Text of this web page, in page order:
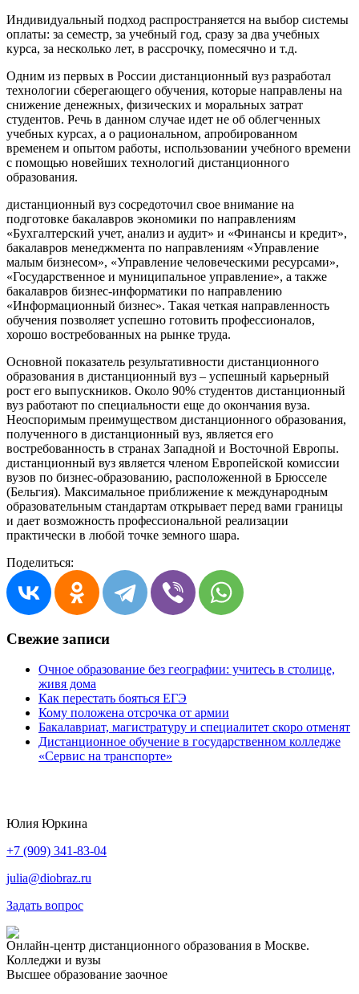
Индивидуальный подход распространяется на выбор системы
оплаты: за семестр, за учебный год, сразу за два учебных
курса, за несколько лет, в рассрочку, помесячно и т.д.
Одним из первых в России дистанционный вуз разработал
технологии сберегающего обучения, которые направлены на
снижение денежных, физических и моральных затрат
студентов. Речь в данном случае идет не об облегченных
учебных курсах, а о рациональном, апробированном
временем и опытом работы, использовании учебного времени
с помощью новейших технологий дистанционного
образования.
дистанционный вуз сосредоточил свое внимание на
подготовке бакалавров экономики по направлениям
«Бухгалтерский учет, анализ и аудит» и «Финансы и кредит»,
бакалавров менеджмента по направлениям «Управление
малым бизнесом», «Управление человеческими ресурсами»,
«Государственное и муниципальное управление», а также
бакалавров бизнес-информатики по направлению
«Информационный бизнес». Такая четкая направленность
обучения позволяет успешно готовить профессионалов,
хорошо востребованных на рынке труда.
Основной показатель результативности дистанционного
образования в дистанционный вуз – успешный карьерный
рост его выпускников. Около 90% студентов дистанционный
вуз работают по специальности еще до окончания вуза.
Неоспоримым преимуществом дистанционного образования,
полученного в дистанционный вуз, является его
востребованность в странах Западной и Восточной Европы.
дистанционный вуз является членом Европейской комиссии
вузов по бизнес-образованию, расположенной в Брюсселе
(Бельгия). Максимальное приближение к международным
образовательным стандартам открывает перед вами границы
и дает возможность профессиональной реализации
практически в любой точке земного шара.
Поделиться:
Свежие записи
Очное образование без географии: учитесь в столице,
живя дома
Как перестать бояться ЕГЭ
Кому положена отсрочка от армии
Бакалавриат, магистратуру и специалитет скоро отменят
Дистанционное обучение в государственном колледже
«Сервис на транспорте»
Юлия Юркина
+7 (909) 341-83-04
julia@diobraz.ru
Задать вопрос
Онлайн-центр дистанционного образования в Москве.
Колледжи и вузы
Высшее образование заочное